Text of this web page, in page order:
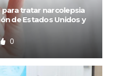
tratar narcolepsia
de Estados Unidos y
0